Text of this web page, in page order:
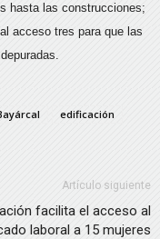
hasta las construcciones;
acceso tres para que las
edificación
Artículo siguiente
facilita el acceso al
laboral a 15 mujeres